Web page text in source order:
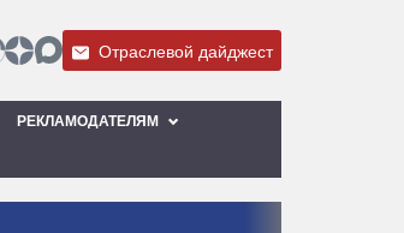
Отраслевой дайджест
РЕКЛАМОДАТЕЛЯМ